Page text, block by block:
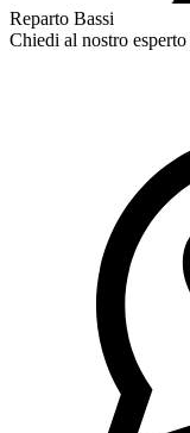
Reparto Bassi
Chiedi al nostro esperto